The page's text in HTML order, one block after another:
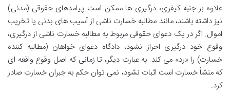
علاوه بر جنبه کیفری، درگیری ها ممکن است پیامدهای حقوقی (مدنی)
نیز داشته باشند، مانند مطالبه خسارت ناشی از آسیب های بدنی یا تخریب
اموال. اگر در یک دعوای حقوقی مربوط به مطالبه خسارت ناشی از درگیری،
وقوع خود درگیری احراز نشود، دادگاه دعوای خواهان (مطالبه کننده
خسارت) را «رد» می کند. به عبارت دیگر، تا زمانی که اصل وقوع واقعه ای
که منشأ خسارت است اثبات نشود، نمی توان حکم به جبران خسارت صادر
کرد.